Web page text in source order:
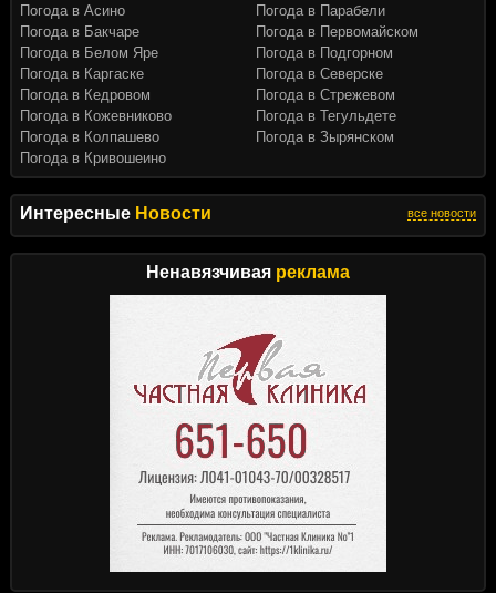
Интересные Новости все новости
Ненавязчивая реклама
Погода в Асино
Погода в Бакчаре
Погода в Белом Яре
Погода в Каргаске
Погода в Кедровом
Погода в Кожевниково
Погода в Колпашево
Погода в Кривошеино
Погода в Парабели
Погода в Первомайском
Погода в Подгорном
Погода в Северске
Погода в Стрежевом
Погода в Тегульдете
Погода в Зырянском